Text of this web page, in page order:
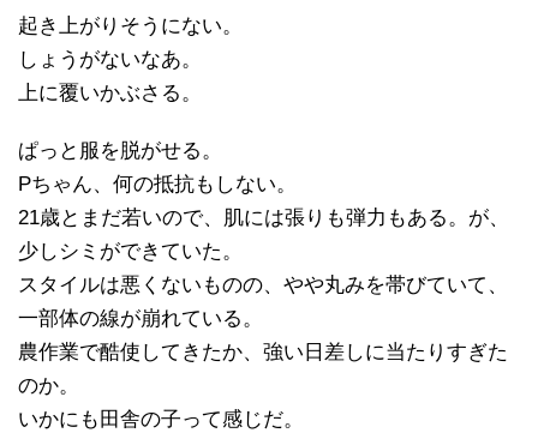
起き上がりそうにない。
しょうがないなあ。
上に覆いかぶさる。
ぱっと服を脱がせる。
Pちゃん、何の抵抗もしない。
21歳とまだ若いので、肌には張りも弾力もある。が、
少しシミができていた。
スタイルは悪くないものの、やや丸みを帯びていて、
一部体の線が崩れている。
農作業で酷使してきたか、強い日差しに当たりすぎた
のか。
いかにも田舎の子って感じだ。